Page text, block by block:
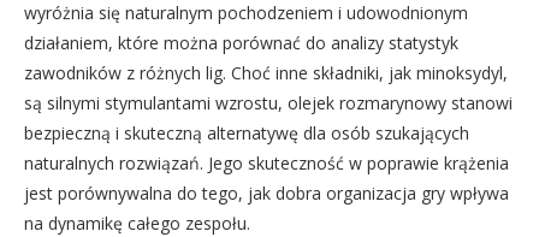
wyróżnia się naturalnym pochodzeniem i udowodnionym
działaniem, które można porównać do analizy statystyk
zawodników z różnych lig. Choć inne składniki, jak minoksydyl,
są silnymi stymulantami wzrostu, olejek rozmarynowy stanowi
bezpieczną i skuteczną alternatywę dla osób szukających
naturalnych rozwiązań. Jego skuteczność w poprawie krążenia
jest porównywalna do tego, jak dobra organizacja gry wpływa
na dynamikę całego zespołu.